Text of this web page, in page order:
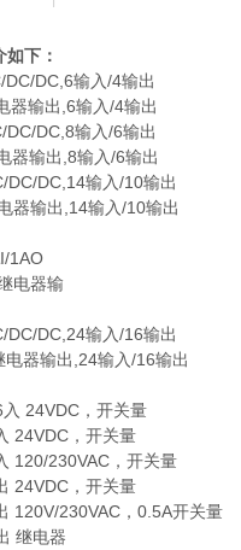
下：
DC,6输入/4输出
器输出,6输入/4输出
DC,8输入/6输出
器输出,8输入/6输出
DC/DC,14输入/10输出
器输出,14输入/10输出
1AO
电器输
DC/DC,24输入/16输出
器输出,24输入/16输出
24VDC，开关量
24VDC，开关量
120/230VAC，开关量
24VDC，开关量
120V/230VAC，0.5A开关量
继电器